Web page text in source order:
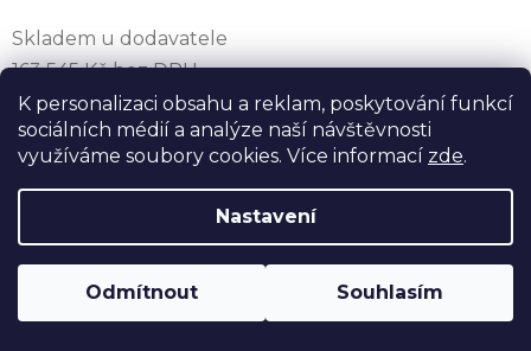
K personalizaci obsahu a reklam, poskytování funkcí
sociálních médií a analýze naší návštěvnosti
využíváme soubory cookies. Více informací zde.
Nastavení
Odmítnout Souhlasím
Skladem u dodavatele
163 545 Kč bez DPH
197 890 Kč
208 311 Kč
(–5 %)
Automatický kotel na hnědé uhlí ořech 2 a dřevní
pelety EkoScroll ALFA 60 kW. Zásobník 505 l,
pětitahový výměník s účinností až 93,1 %, modulace
18–60 kW, Ekodesign, emisní...